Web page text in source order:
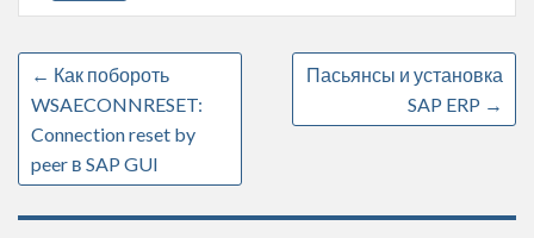
← Как побороть
WSAECONNRESET:
Connection reset by
peer в SAP GUI
Пасьянсы и установка
SAP ERP →